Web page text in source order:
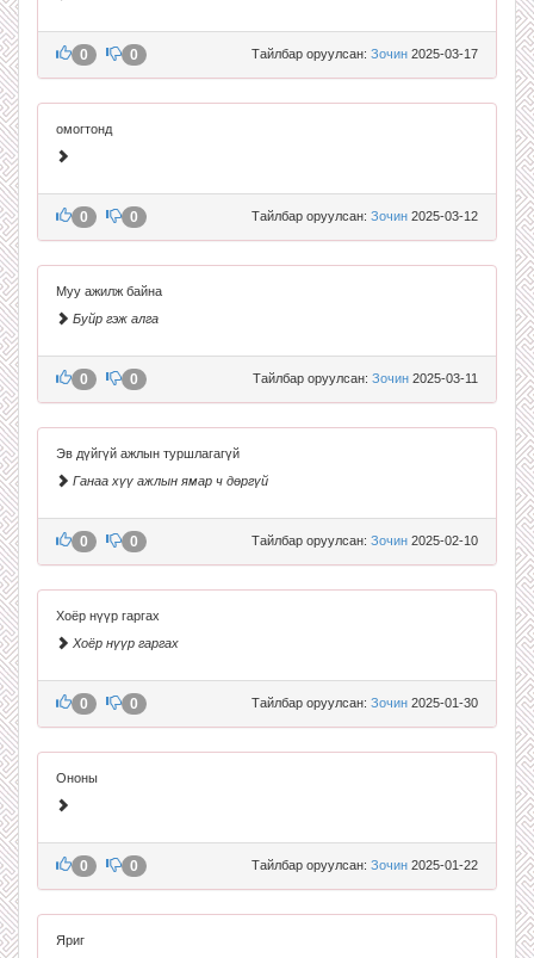
Тайлбар оруулсан: Зочин 2025-03-17
0 0
омогтонд
Тайлбар оруулсан: Зочин 2025-03-12
0 0
Муу ажилж байна
Буйр гэж алга
Тайлбар оруулсан: Зочин 2025-03-11
0 0
Эв дүйгүй ажлын туршлагагүй
Ганаа хүү ажлын ямар ч дөргүй
Тайлбар оруулсан: Зочин 2025-02-10
0 0
Хоёр нүүр гаргах
Хоёр нүүр гаргах
Тайлбар оруулсан: Зочин 2025-01-30
0 0
Ононы
Тайлбар оруулсан: Зочин 2025-01-22
0 0
Яриг